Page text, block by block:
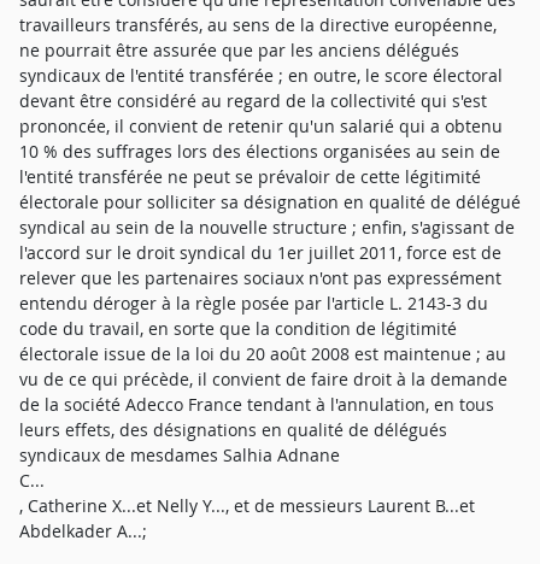
travailleurs transférés, au sens de la directive européenne,
ne pourrait être assurée que par les anciens délégués
syndicaux de l'entité transférée ; en outre, le score électoral
devant être considéré au regard de la collectivité qui s'est
prononcée, il convient de retenir qu'un salarié qui a obtenu
10 % des suffrages lors des élections organisées au sein de
l'entité transférée ne peut se prévaloir de cette légitimité
électorale pour solliciter sa désignation en qualité de délégué
syndical au sein de la nouvelle structure ; enfin, s'agissant de
l'accord sur le droit syndical du 1er juillet 2011, force est de
relever que les partenaires sociaux n'ont pas expressément
entendu déroger à la règle posée par l'article L. 2143-3 du
code du travail, en sorte que la condition de légitimité
électorale issue de la loi du 20 août 2008 est maintenue ; au
vu de ce qui précède, il convient de faire droit à la demande
de la société Adecco France tendant à l'annulation, en tous
leurs effets, des désignations en qualité de délégués
syndicaux de mesdames Salhia Adnane
C...
, Catherine X...et Nelly Y..., et de messieurs Laurent B...et
Abdelkader A...;